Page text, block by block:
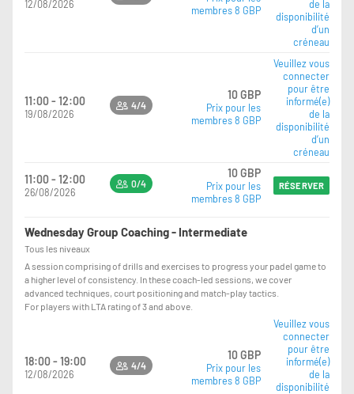
12/08/2026
membres 8 GBP
de la
disponibilité
d’un
créneau
11:00 - 12:00
19/08/2026
4/4
10 GBP
Prix pour les
membres 8 GBP
Veuillez vous
connecter
pour être
informé(e)
de la
disponibilité
d’un
créneau
11:00 - 12:00
26/08/2026
0/4
10 GBP
Prix pour les
membres 8 GBP
RÉSERVER
Wednesday Group Coaching - Intermediate
Tous les niveaux
A session comprising of drills and exercises to progress your padel game to
a higher level of consistency. In these coach-led sessions, we cover
advanced techniques, court positioning and match-play tactics.
For players with LTA rating of 3 and above.
18:00 - 19:00
12/08/2026
4/4
10 GBP
Prix pour les
membres 8 GBP
Veuillez vous
connecter
pour être
informé(e)
de la
disponibilité